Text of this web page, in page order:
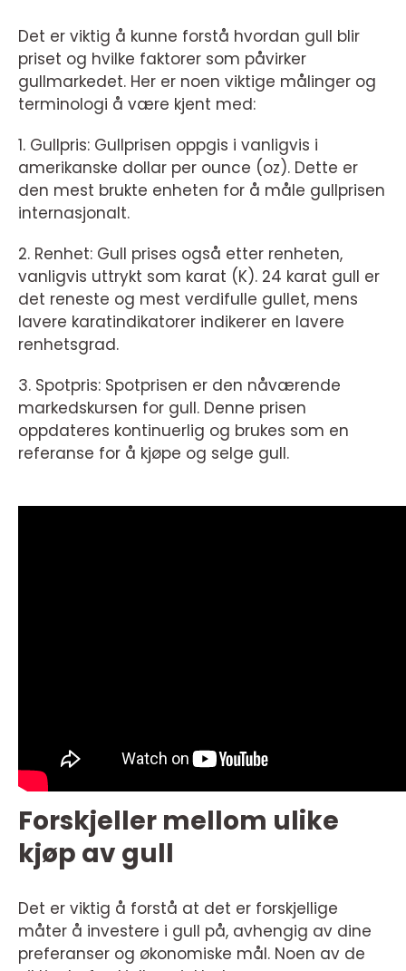
Det er viktig å kunne forstå hvordan gull blir
priset og hvilke faktorer som påvirker
gullmarkedet. Her er noen viktige målinger og
terminologi å være kjent med:
1. Gullpris: Gullprisen oppgis i vanligvis i
amerikanske dollar per ounce (oz). Dette er
den mest brukte enheten for å måle gullprisen
internasjonalt.
2. Renhet: Gull prises også etter renheten,
vanligvis uttrykt som karat (K). 24 karat gull er
det reneste og mest verdifulle gullet, mens
lavere karatindikatorer indikerer en lavere
renhetsgrad.
3. Spotpris: Spotprisen er den nåværende
markedskursen for gull. Denne prisen
oppdateres kontinuerlig og brukes som en
referanse for å kjøpe og selge gull.
Forskjeller mellom ulike
kjøp av gull
Det er viktig å forstå at det er forskjellige
måter å investere i gull på, avhengig av dine
preferanser og økonomiske mål. Noen av de